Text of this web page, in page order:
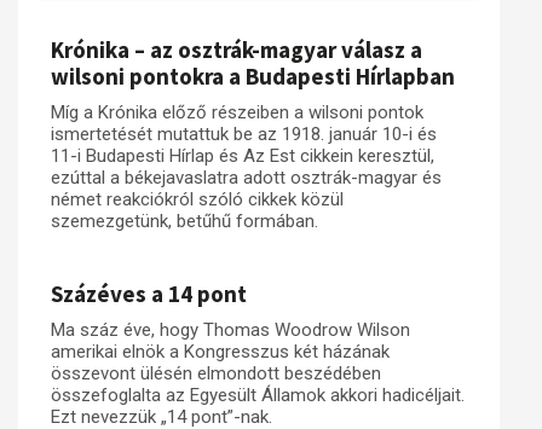
A békerendszer megszilárdulása
Utókor és emlékezet
Galéria
Adatbázis
Emlékművek (feltöltés alatt)
Menekültek
Visszhang
Publikációk
Kapcsolat
Dokumentumok
A trianoni szerződés
Műhelymunkák
Krónika – az osztrák-magyar válasz a
wilsoni pontokra a Budapesti Hírlapban
Míg a Krónika előző részeiben a wilsoni pontok
ismertetését mutattuk be az 1918. január 10-i és
11-i Budapesti Hírlap és Az Est cikkein keresztül,
ezúttal a békejavaslatra adott osztrák-magyar és
német reakciókról szóló cikkek közül
szemezgetünk, betűhű formában.
Százéves a 14 pont
Ma száz éve, hogy Thomas Woodrow Wilson
amerikai elnök a Kongresszus két házának
összevont ülésén elmondott beszédében
összefoglalta az Egyesült Államok akkori hadicéljait.
Ezt nevezzük „14 pont”-nak.